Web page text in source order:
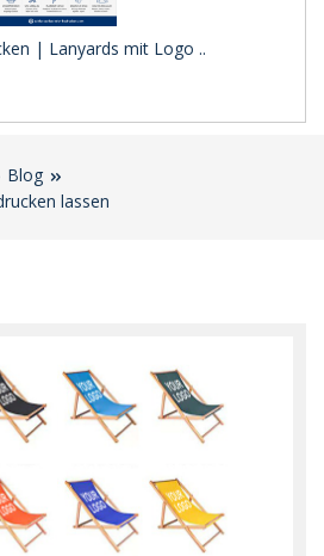
| Lanyards mit Logo ..
Blog
lassen